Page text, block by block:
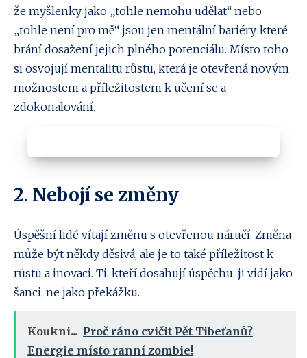
že myšlenky jako „tohle nemohu udělat“ nebo
„tohle není pro mě“ jsou jen mentální bariéry, které
brání dosažení jejich plného potenciálu. Místo toho
si osvojují mentalitu růstu, která je otevřená novým
možnostem a příležitostem k učení se a
zdokonalování.
2. Nebojí se změny
Úspěšní lidé vítají změnu s otevřenou náručí. Změna
může být někdy děsivá, ale je to také příležitost k
růstu a inovaci. Ti, kteří dosahují úspěchu, ji vidí jako
šanci, ne jako překážku.
Koukni... Proč ráno cvičit Pět Tibeťanů?
Energie místo ranní zombie!